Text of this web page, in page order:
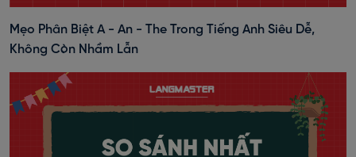
Mẹo Phân Biệt A - An - The Trong Tiếng Anh Siêu Dễ,
Không Còn Nhầm Lẫn